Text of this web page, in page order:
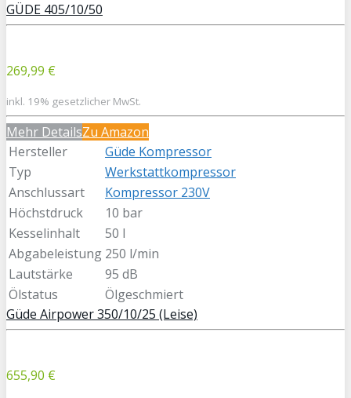
GÜDE 405/10/50
269,99 €
inkl. 19% gesetzlicher MwSt.
Mehr DetailsZu Amazon
Hersteller
Güde Kompressor
Typ
Werkstattkompressor
Anschlussart
Kompressor 230V
Höchstdruck
10 bar
Kesselinhalt
50 l
Abgabeleistung 250 l/min
Lautstärke
95 dB
Ölstatus
Ölgeschmiert
Güde Airpower 350/10/25 (Leise)
655,90 €